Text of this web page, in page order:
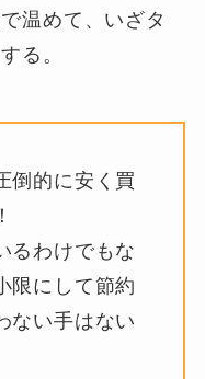
温めて、いざタ
る。
倒的に安く買
るわけでもな
限にして節約
ない手はない